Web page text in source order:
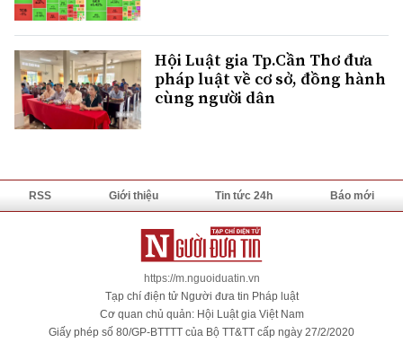
Hội Luật gia Tp.Cần Thơ đưa
pháp luật về cơ sở, đồng hành
cùng người dân
RSS Giới thiệu Tin tức 24h Báo mới
https://m.nguoiduatin.vn
Tạp chí điện tử Người đưa tin Pháp luật
Cơ quan chủ quản: Hội Luật gia Việt Nam
Giấy phép số 80/GP-BTTTT của Bộ TT&TT cấp ngày 27/2/2020